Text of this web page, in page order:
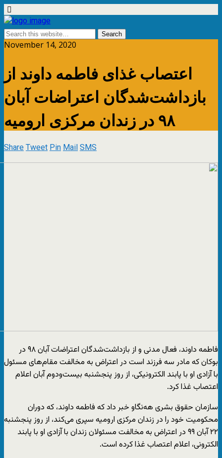
November 14, 2020
اعتصاب غذای فاطمه داوند از
بازداشت‌شدگان اعتراضات آبان
۹۸ در زندان مرکزی ارومیه
ShareTweetPinMailSMS
فاطمە داوند، فعال مدنی و از بازداشت‌شدگان اعتراضات آبان ۹۸ در
بوکان که مادر سه فرزند است در اعتراض به مخالفت مقام‌های مسئول
با آزادی او با پابند الکترونیکی، از روز پنجشنبه بیست‌ودوم آبان اعلام
اعتصاب غذا کرد.
سازمان حقوق بشری هه‌نگاو خبر داد که فاطمه داوند، که دوران
محکومیت خود را در زندان مرکزی ارومیه سپری می‌کند، از روز پنجشنبه
۲۲ آبان ۹۹ در اعتراض به مخالفت مسئولان زندان با آزادی او با پابند
الکترونی، اعلام اعتصاب غذا کرده است.